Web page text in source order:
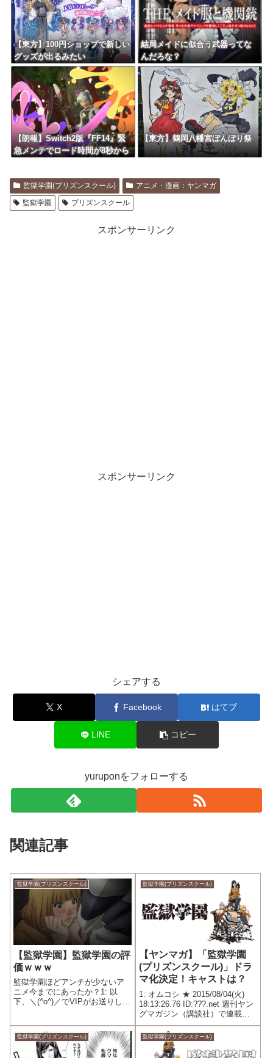
【東方】100円ショップで新しい
グッズが出るみたい
結局メイドに似合う武器ってな
んだろな？
【朗報】Switch2版『FF14』緊
急メンテでロード時間が8秒から
【東方】鶴岡八幡宮ぼんぼり祭
監獄学園(プリズンスクール)
アニメ・漫画：ヤンマガ
監獄学園
プリズンスクール
スポンサーリンク
スポンサーリンク
シェアする
X Facebook はてブ
LINE コピー
yuruponをフォローする
関連記事
監獄学園(プリズンスクール)
【監獄学園】監獄学園の評
価ｗｗｗ
監獄学園ほどアンチが少ないア
ニメ今までにあったか？1: 以
下、＼(^o^)／でVIPがお送りしま
キングとかでも監獄学園上位に
は誰も文句...
監獄学園(プリズンスクール)
【ヤンマガ】「監獄学園
(プリズンスクール)」ドラ
マ化決定！キャストは？
1: オムコシ ★ 2015/08/04(火)
18:13:26.76 ID:???.net 週刊ヤン
グマガジン（講談社）で連載中
の平本アキラによる大ヒットコ
ミック 「監獄学園」のテレビド
ラマ化が発表された。実写化を
手掛けるのは、 『ヌイグ...
監獄学園(プリズンスクール) 監獄学園(プリズンスクール)